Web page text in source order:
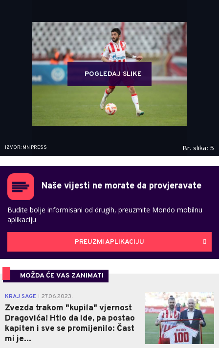
POGLEDAJ SLIKE
IZVOR: MN PRESS Br. slika: 5
Naše vijesti ne morate da provjeravate
Budite bolje informisani od drugih, preuzmite Mondo mobilnu
aplikaciju
PREUZMI APLIKACIJU
MOŽDA ĆE VAS ZANIMATI
KRAJ SAGE 27.06.2023.
Zvezda trakom "kupila" vjernost
Dragovića! Htio da ide, pa postao
kapiten i sve se promijenilo: Čast
mi je...
1